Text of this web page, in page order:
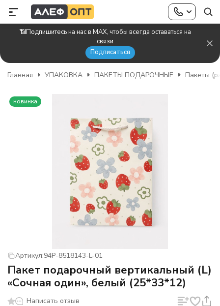
📶Подпишитесь на нас в MAX, чтобы всегда оставаться на
связи
Подписаться
Главная УПАКОВКА ПАКЕТЫ ПОДАРОЧНЫЕ Пакеты
новинка
Артикул:94P-8518143-L-01
Пакет подарочный вертикальный (L)
«Сочная один», белый (25*33*12)
Написать отзыв